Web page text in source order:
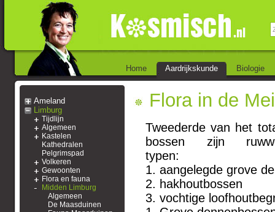
Home Aardrijkskunde Biologie
Ameland
Limburg
Tijdlijn
Algemeen
Kastelen
Kathedralen
Pelgrimspad
Volkeren
Gewoonten
Flora en fauna
Midden Limburg
Algemeen
De Maasduinen
Flora in de
Tweederde van het
bossen zijn
1. aangelegde grove
2. hakhoutbossen
3. vochtige